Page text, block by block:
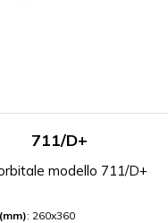
711/D+
modello 711/D+
: 260x360